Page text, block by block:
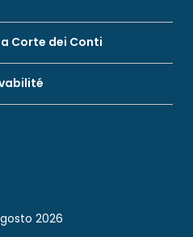
Corte dei Conti
2026